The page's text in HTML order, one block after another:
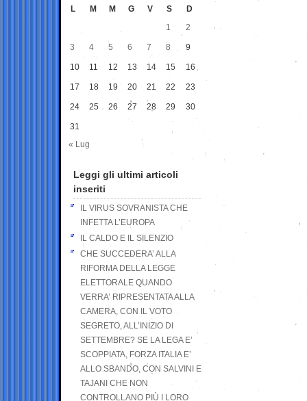
L M M G V S
D
1
2
3 4 5 6 7 8 9
10 11 12 13 14 15 16
17 18 19 20 21 22 23
24 25 26 27 28 29 30
31
« Lug
Leggi gli ultimi articoli
inseriti
IL VIRUS SOVRANISTA CHE
INFETTA L’EUROPA
IL CALDO E IL SILENZIO
CHE SUCCEDERA’ ALLA
RIFORMA DELLA LEGGE
ELETTORALE QUANDO
VERRA’ RIPRESENTATA ALLA
CAMERA, CON IL VOTO
SEGRETO, ALL’INIZIO DI
SETTEMBRE? SE LA LEGA E’
SCOPPIATA, FORZA ITALIA E’
ALLO SBANDO, CON SALVINI E
TAJANI CHE NON
CONTROLLANO PIÙ I LORO